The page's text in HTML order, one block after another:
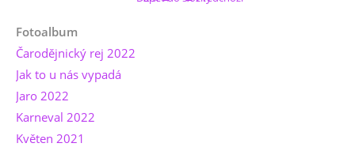
Fotoalbum
Čarodějnický rej 2022
Jak to u nás vypadá
Jaro 2022
Karneval 2022
Květen 2021